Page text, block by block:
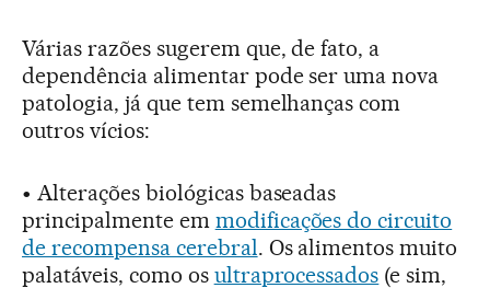
Várias razões sugerem que, de fato, a
dependência alimentar pode ser uma nova
patologia, já que tem semelhanças com
outros vícios:
• Alterações biológicas baseadas
principalmente em modificações do circuito
de recompensa cerebral. Os alimentos muito
palatáveis, como os ultraprocessados (e sim,